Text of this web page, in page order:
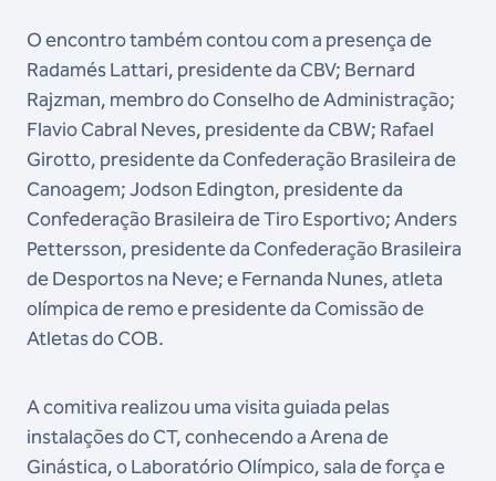
O encontro também contou com a presença de
Radamés Lattari, presidente da CBV; Bernard
Rajzman, membro do Conselho de Administração;
Flavio Cabral Neves, presidente da CBW; Rafael
Girotto, presidente da Confederação Brasileira de
Canoagem; Jodson Edington, presidente da
Confederação Brasileira de Tiro Esportivo; Anders
Pettersson, presidente da Confederação Brasileira
de Desportos na Neve; e Fernanda Nunes, atleta
olímpica de remo e presidente da Comissão de
Atletas do COB.
A comitiva realizou uma visita guiada pelas
instalações do CT, conhecendo a Arena de
Ginástica, o Laboratório Olímpico, sala de força e